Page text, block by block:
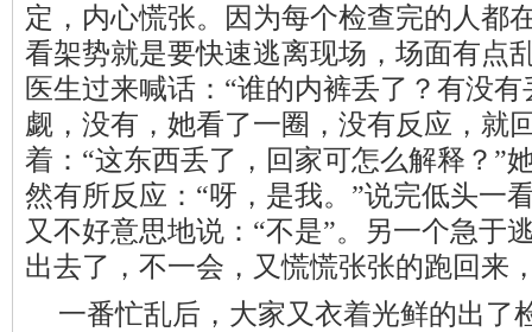
定，内心慌张。因为每个检查完的人都
看架势就是要快速逃离现场，场面有点
医生过来喊话：“谁的内裤丢了？有没
觑，没有，她看了一圈，没有反应，就
着：“这东西丢了，回家可怎么解释？”
然有所反应：“呀，是我。”说完低头一
又不好意思地说：“不是”。另一个急于
出去了，不一会，又慌慌张张的跑回来
一番忙乱后，大家又衣着光鲜的出了